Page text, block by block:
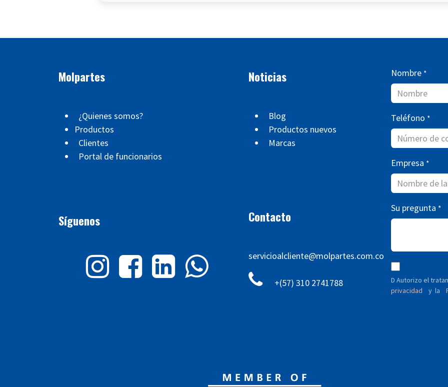
Molpartes
¿Quienes somos?
Productos
Clientes
Portal de funcionarios
Síguenos
Noticias
Blog
Productos nuevos
Marcas
Contacto
servicioalcliente@molpartes.com.co
+(57) 310 2741788
Nombre *
Teléfono *
Empresa *
Su pregunta *
D Autorizo ​​el
privacidad
y la